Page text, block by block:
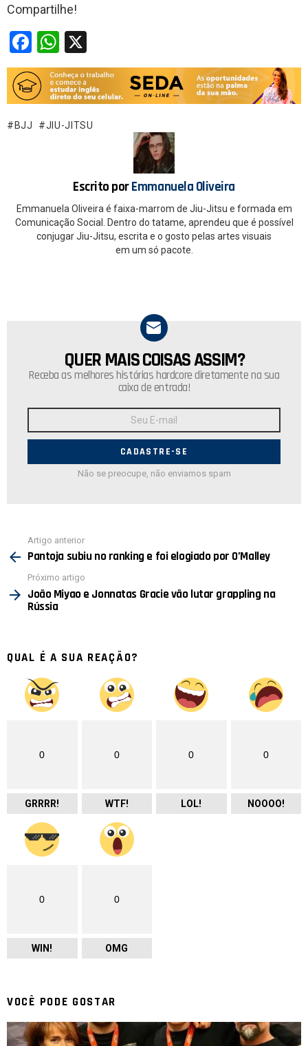
Compartilhe!
F
a
ce
b
o
W
h
at
s
A
BJJ JIU-JITSU
Escrito porEmmanuela Oliveira
Emmanuela Oliveira é faixa-marrom de Jiu-Jitsu e formada em
Comunicação Social. Dentro do tatame, aprendeu que é possível
conjugar Jiu-Jitsu, escrita e o gosto pelas artes visuais
em um só pacote.
NEWSLETTER
QUER MAIS COISAS ASSIM?
Receba as melhores histórias hardcore diretamente na sua
caixa de entrada!
Endereço
E-
Não se preocupe, não enviamos spam
mais
Artigo anterior
Pantoja subiu no ranking e foi elogiado por O’Malley
Próximo artigo
João Miyao e Jonnatas Gracie vão lutar grappling na
Rússia
QUAL É A SUA REAÇÃO?
0
GRRRR!
0
WTF!
0
LOL!
0
NOOOO!
0
WIN!
0
OMG
VOCÊ PODE GOSTAR